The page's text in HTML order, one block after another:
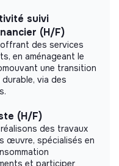
suivi
(H/F)
des services
en aménageant le
une transition
via des
(H/F)
des travaux
œuvre, spécialisés en
et participer